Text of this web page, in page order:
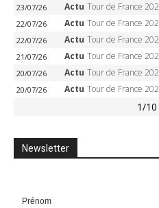
23/07/26 Actu Tour de France 2026 – Étape 18 : Qui domptera
22/07/26 Actu Tour de France 2026 – Philipsen débloque son
22/07/26 Actu Tour de France 2026 – Étape 17 :
21/07/26 Actu Tour de France 2026 – Evenepoel écrase
20/07/26 Actu Tour de France 2026 – Étape 16 : Evenepoel, Pogacar,
20/07/26 Actu Tour de France 2026 – Le parcours
1/10
Newsletter
Prénom